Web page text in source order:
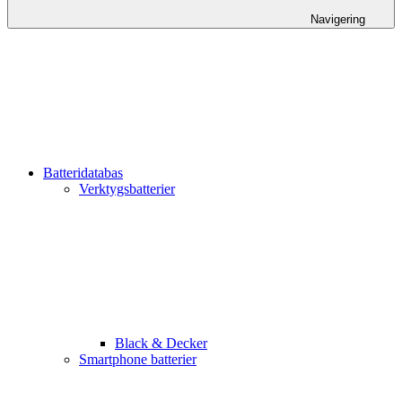
Navigering
Batteridatabas
Verktygsbatterier
Black & Decker
Smartphone batterier